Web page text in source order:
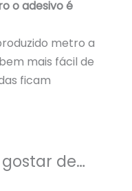
o adesivo é
metro a
mais fácil de
ficam
de…